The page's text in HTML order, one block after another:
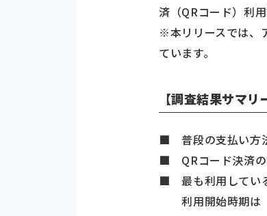
済（QRコード）利
※本リリースでは、
ています。
【調査結果サマリ
■ 普段の支払い方
■ QRコード決済の
■ 最も利用してい
利用開始時期は